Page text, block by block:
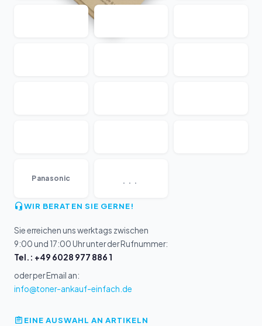
Panasonic ...
WIR BERATEN SIE GERNE!
Sie erreichen uns werktags zwischen
9:00 und 17:00 Uhr unter der Rufnummer:
Tel.: +49 6028 977 886 1
oder per Email an:
info@toner-ankauf-einfach.de
EINE AUSWAHL AN ARTIKELN